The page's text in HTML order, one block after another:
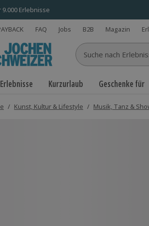
9.000 Erlebnisse
FAQ Jobs B2B Magazin
Suche nach
Kurzurlaub Geschenke für
/ Kunst, Kultur & Lifestyle / Musik, Tanz &